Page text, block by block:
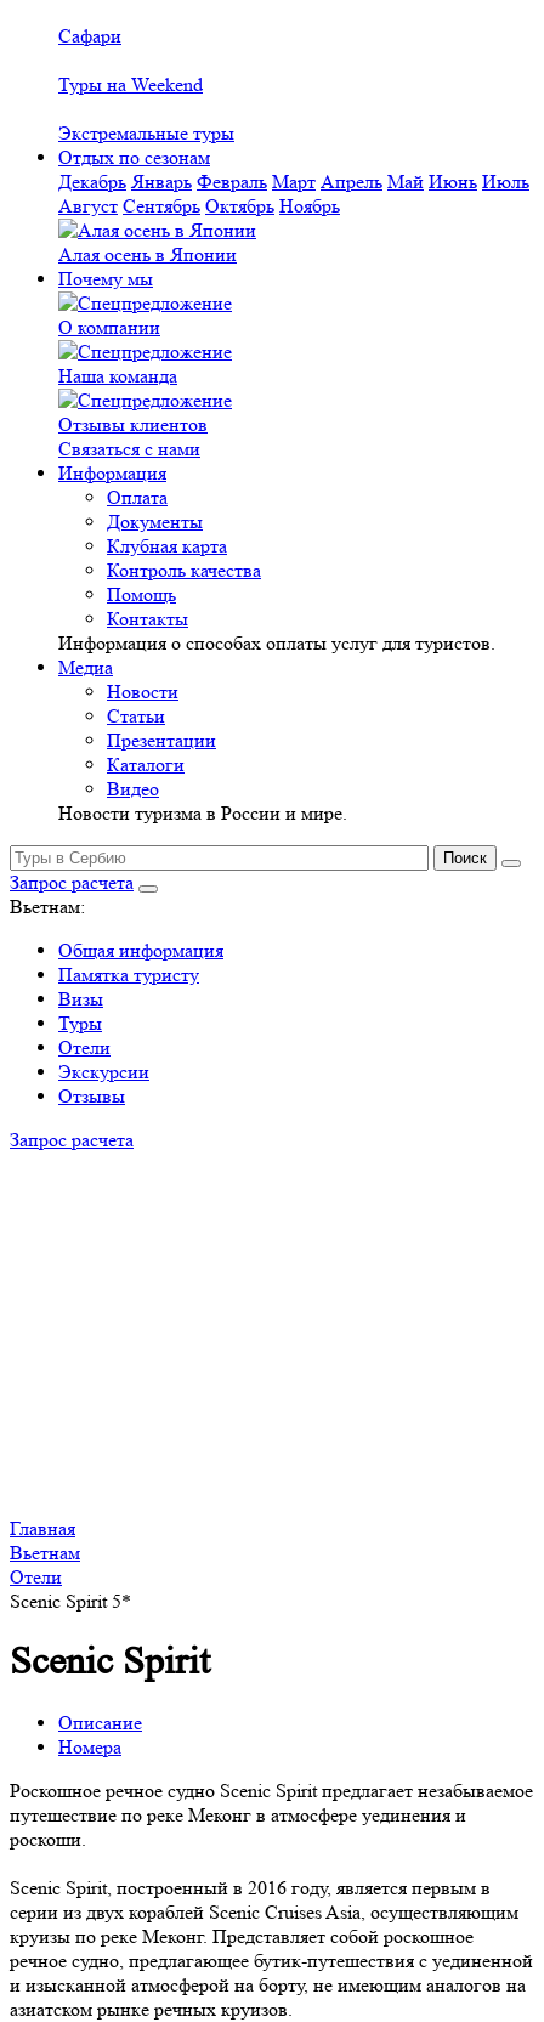
Сафари
Туры на Weekend
Экстремальные туры
Отдых по сезонам
Декабрь Январь Февраль Март Апрель Май Июнь Июль
Август Сентябрь Октябрь Ноябрь
Алая осень в Японии
Почему мы
О компании
Наша команда
Отзывы клиентов
Связаться с нами
Информация
Оплата
Документы
Клубная карта
Контроль качества
Помощь
Контакты
Информация о способах оплаты услуг для туристов.
Медиа
Новости
Статьи
Презентации
Каталоги
Видео
Новости туризма в России и мире.
Запрос расчета
Вьетнам:
Общая информация
Памятка туристу
Визы
Туры
Отели
Экскурсии
Отзывы
Запрос расчета
Главная
Вьетнам
Отели
Scenic Spirit 5*
Scenic Spirit
Описание
Номера
Роскошное речное судно Scenic Spirit предлагает незабываемое
путешествие по реке Меконг в атмосфере уединения и
роскоши.
Scenic Spirit, построенный в 2016 году, является первым в
серии из двух кораблей Scenic Cruises Asia, осуществляющим
круизы по реке Меконг. Представляет собой роскошное
речное судно, предлагающее бутик-путешествия с уединенной
и изысканной атмосферой на борту, не имеющим аналогов на
азиатском рынке речных круизов.